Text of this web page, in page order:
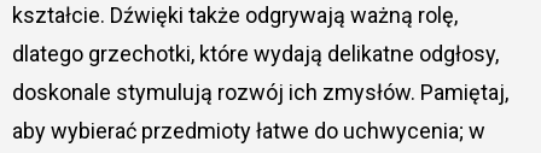
kształcie. Dźwięki także odgrywają ważną rolę,
dlatego grzechotki, które wydają delikatne odgłosy,
doskonale stymulują rozwój ich zmysłów. Pamiętaj,
aby wybierać przedmioty łatwe do uchwycenia; w